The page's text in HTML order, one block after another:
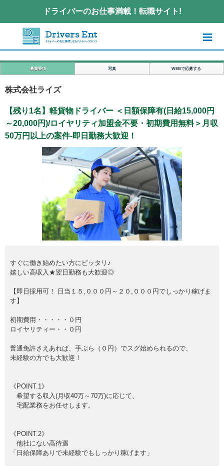
ドライバーのお仕事満載！転職サイト!
≡
募集要項 写真 WEBで応募する
株式会社ライズ
【残り1名】軽貨物ドライバー ＜日額保障有(日給15,000円
～20,000円)/ロイヤリティ加盟金不要・初期費用無料＞月収
50万円以上の案件-即日勤務大歓迎！
すぐに働き始めたい方にピッタリ♪
嬉しい高収入★翌日勤務も大歓迎◎
【即日採用可！ 日当１５,０００円～２０,０００円でしっかり稼げま
す】
初期費用・・・・・０円
ロイヤリティー・・０円
普通免許さえあれば、手ぶら（０円）でスグ始められるので、
未経験の方でも大歓迎！
《POINT.1》
希望する収入(月収40万～70万)に応じて、
宅配業務をお任せします。
《POINT.2》
他社にない高待遇
「日給保障ありで未経験でもしっかり稼げます」